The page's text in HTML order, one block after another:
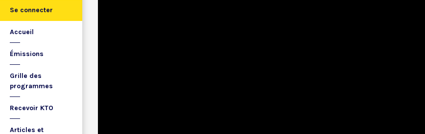
Se connecter
Accueil
Émissions
Grille des
programmes
Recevoir KTO
Articles et